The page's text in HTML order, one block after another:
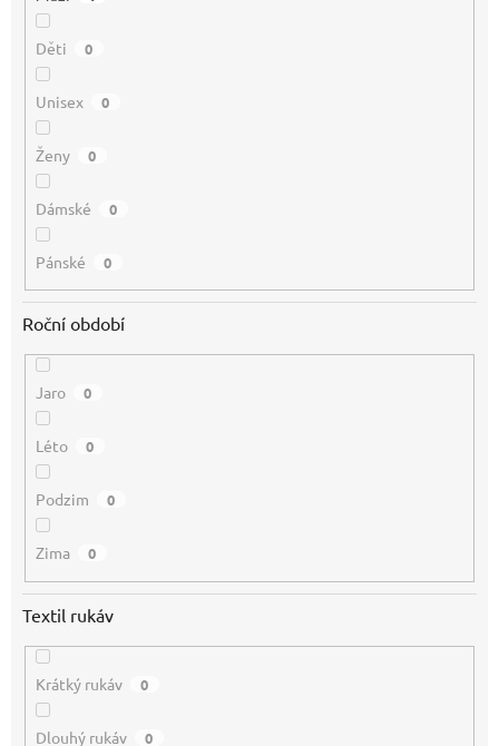
Děti 0
Unisex 0
Ženy 0
Dámské 0
Pánské 0
Roční období
Jaro 0
Léto 0
Podzim 0
Zima 0
Textil rukáv
Krátký rukáv 0
Dlouhý rukáv 0